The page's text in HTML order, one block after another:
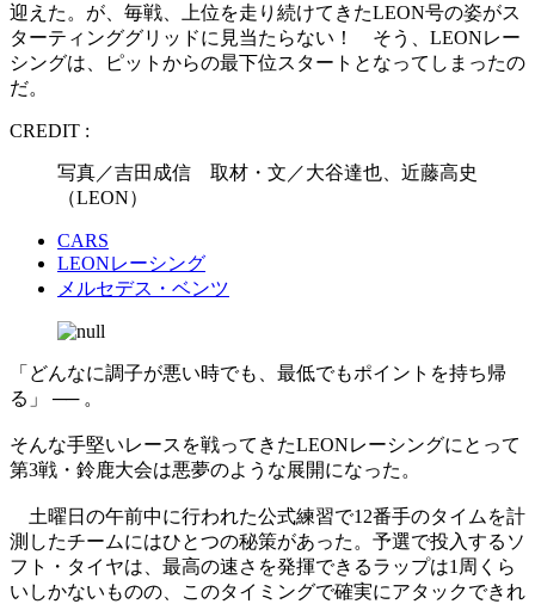
迎えた。が、毎戦、上位を走り続けてきたLEON号の姿がス
ターティンググリッドに見当たらない！ そう、LEONレー
シングは、ピットからの最下位スタートとなってしまったの
だ。
CREDIT :
写真／吉田成信 取材・文／大谷達也、近藤高史
（LEON）
CARS
LEONレーシング
メルセデス・ベンツ
「どんなに調子が悪い時でも、最低でもポイントを持ち帰
る」 ── 。
そんな手堅いレースを戦ってきたLEONレーシングにとって
第3戦・鈴鹿大会は悪夢のような展開になった。
土曜日の午前中に行われた公式練習で12番手のタイムを計
測したチームにはひとつの秘策があった。予選で投入するソ
フト・タイヤは、最高の速さを発揮できるラップは1周くら
いしかないものの、このタイミングで確実にアタックできれ